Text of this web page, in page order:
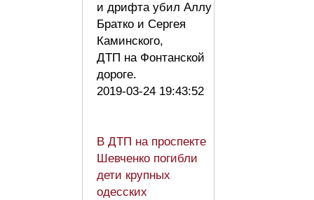
и дрифта убил Аллу
Братко и Сергея
Каминского,
ДТП на Фонтанской
дороге.
2019-03-24 19:43:52
В ДТП на проспекте
Шевченко погибли
дети крупных
одесских